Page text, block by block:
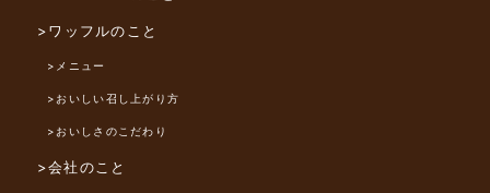
>ワッフルのこと
>メニュー
>おいしい召し上がり方
>おいしさのこだわり
>会社のこと